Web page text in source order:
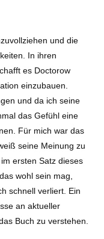
und die
In ihren
es Doctorow
einzubauen.
und da ich seine
das Gefühl eine
Für mich war das
seine Meinung zu
ersten Satz dieses
wohl sein mag,
schnell verliert. Ein
an aktueller
Buch zu verstehen.